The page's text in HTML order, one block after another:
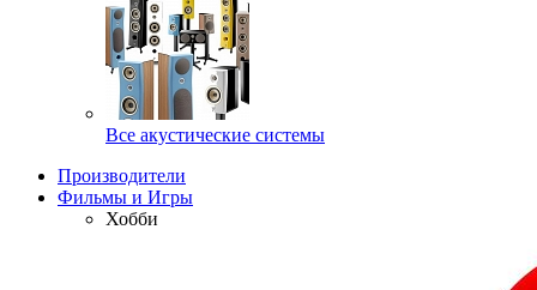
Все акустические системы
Производители
Фильмы и Игры
Хобби